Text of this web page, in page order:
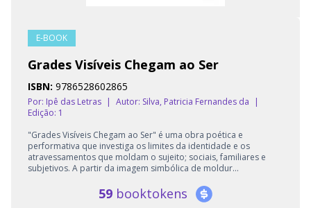
E-BOOK
Grades Visíveis Chegam ao Ser
ISBN: 9786528602865
Por: Ipê das Letras | Autor: Silva, Patricia Fernandes da
|
Edição: 1
"Grades Visíveis Chegam ao Ser" é uma obra poética e
performativa que investiga os limites da identidade e os
atravessamentos que moldam o sujeito; sociais, familiares e
subjetivos. A partir da imagem simbólica de moldur...
59 booktokens